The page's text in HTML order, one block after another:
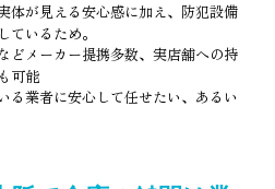
体が見える安心感に加え、防犯設備
いるため。
どメーカー提携多数、実店舗への持
可能
る業者に安心して任せたい、あるい